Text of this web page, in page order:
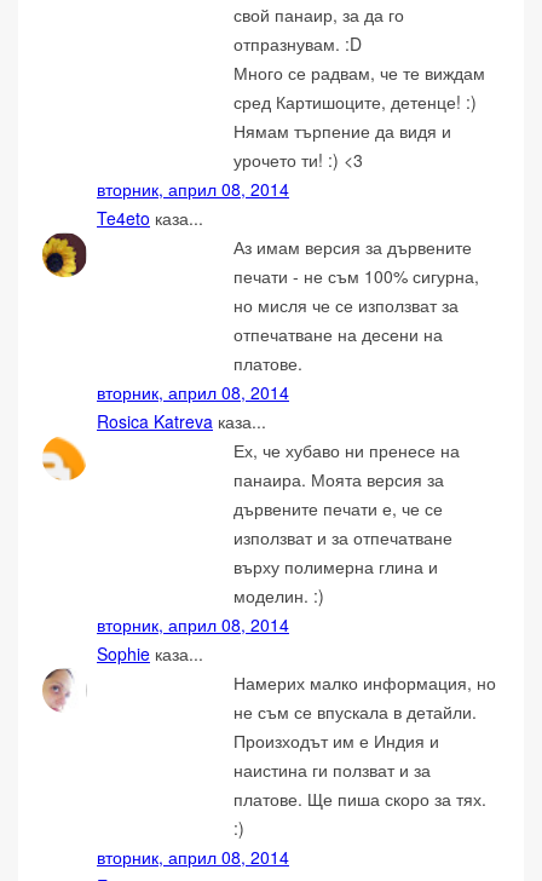
свой панаир, за да го
отпразнувам. :D
Много се радвам, че те виждам
сред Картишоците, детенце! :)
Нямам търпение да видя и
урочето ти! :) <3
вторник, април 08, 2014
Te4eto каза...
Аз имам версия за дървените
печати - не съм 100% сигурна,
но мисля че се използват за
отпечатване на десени на
платове.
вторник, април 08, 2014
Rosica Katreva каза...
Ех, че хубаво ни пренесе на
панаира. Моята версия за
дървените печати е, че се
използват и за отпечатване
върху полимерна глина и
моделин. :)
вторник, април 08, 2014
Sophie каза...
Намерих малко информация, но
не съм се впускала в детайли.
Произходът им е Индия и
наистина ги ползват и за
платове. Ще пиша скоро за тях.
:)
вторник, април 08, 2014